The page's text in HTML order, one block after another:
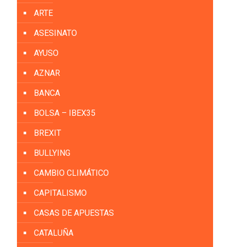
ARTE
ASESINATO
AYUSO
AZNAR
BANCA
BOLSA – IBEX35
BREXIT
BULLYING
CAMBIO CLIMÁTICO
CAPITALISMO
CASAS DE APUESTAS
CATALUÑA